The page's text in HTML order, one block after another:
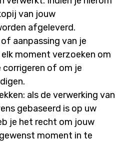
van jouw
afgeleverd.
aanpassing van je
moment verzoeken om
of om je
als de verwerking van
gebaseerd is op uw
je het recht om jouw
moment in te